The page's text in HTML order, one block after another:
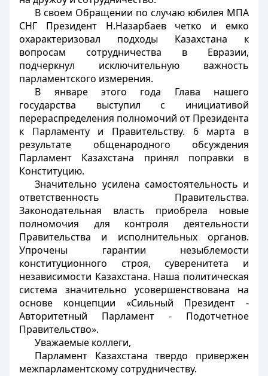
В своем Обращении по случаю юбилея МПА
СНГ Президент Н.Назарбаев четко и емко
охарактеризовал подходы Казахстана к
вопросам сотрудничества в Евразии,
подчеркнул исключительную важность
парламентского измерения.
В январе этого года Глава нашего
государства выступил с инициативой
перераспределения полномочий от Президента
к Парламенту и Правительству. 6 марта в
результате общенародного обсуждения
Парламент Казахстана принял поправки в
Конституцию.
Значительно усилена самостоятельность и
ответственность Правительства.
Законодательная власть приобрела новые
полномочия для контроля деятельности
Правительства и исполнительных органов.
Упрочены гарантии незыблемости
конституционного строя, суверенитета и
независимости Казахстана. Наша политическая
система значительно усовершенствована на
основе концепции «Сильный Президент -
Авторитетный Парламент - Подотчетное
Правительство».
Уважаемые коллеги,
Парламент Казахстана твердо привержен
межпарламентскому сотрудничеству.